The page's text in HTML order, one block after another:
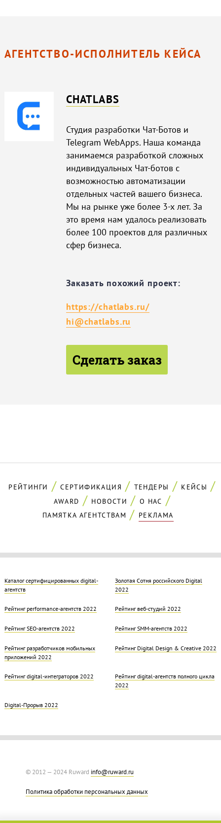
АГЕНТСТВО-ИСПОЛНИТЕЛЬ КЕЙСА
CHATLABS
Студия разработки Чат-Ботов и
Telegram WebApps. Наша команда
занимаемся разработкой сложных
индивидуальных Чат-ботов с
возможностью автоматизации
отдельных частей вашего бизнеса.
Мы на рынке уже более 3-х лет. За
это время нам удалось реализовать
более 100 проектов для различных
сфер бизнеса.
Заказать похожий проект:
https://chatlabs.ru/
hi@chatlabs.ru
Сделать заказ
РЕЙТИНГИ СЕРТИФИКАЦИЯ ТЕНДЕРЫ
КЕЙСЫ
AWARD
НОВОСТИ
О НАС
ПАМЯТКА АГЕНТСТВАМ
РЕКЛАМА
Каталог сертифицированных digital-
агентств
Золотая Cотня российского Digital
2022
Рейтинг performance-агентств 2022 Рейтинг веб-студий 2022
Рейтинг SEO-агентств 2022 Рейтинг SMM-агентств 2022
Рейтинг разработчиков мобильных
приложений 2022
Рейтинг Digital Design & Creative 2022
Рейтинг digital-интеграторов 2022
Рейтинг digital-агентств полного цикла
2022
Digital-Прорыв 2022
© 2012 — 2024 Ruward info@ruward.ru
Политика обработки персональных данных